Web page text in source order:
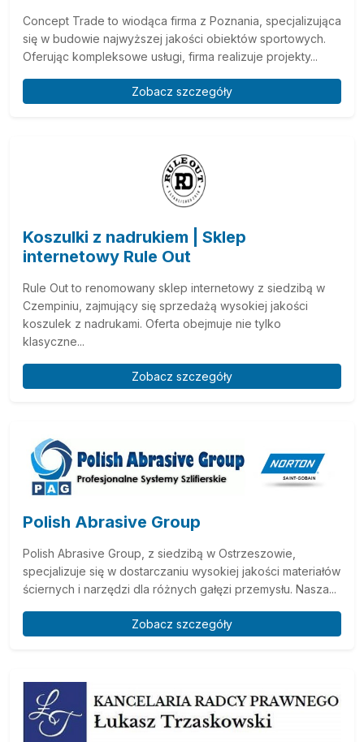
Concept Trade to wiodąca firma z Poznania, specjalizująca
się w budowie najwyższej jakości obiektów sportowych.
Oferując kompleksowe usługi, firma realizuje projekty...
Zobacz szczegóły
Koszulki z nadrukiem | Sklep
internetowy Rule Out
Rule Out to renomowany sklep internetowy z siedzibą w
Czempiniu, zajmujący się sprzedażą wysokiej jakości
koszulek z nadrukami. Oferta obejmuje nie tylko
klasyczne...
Zobacz szczegóły
Polish Abrasive Group
Polish Abrasive Group, z siedzibą w Ostrzeszowie,
specjalizuje się w dostarczaniu wysokiej jakości materiałów
ściernych i narzędzi dla różnych gałęzi przemysłu. Nasza...
Zobacz szczegóły